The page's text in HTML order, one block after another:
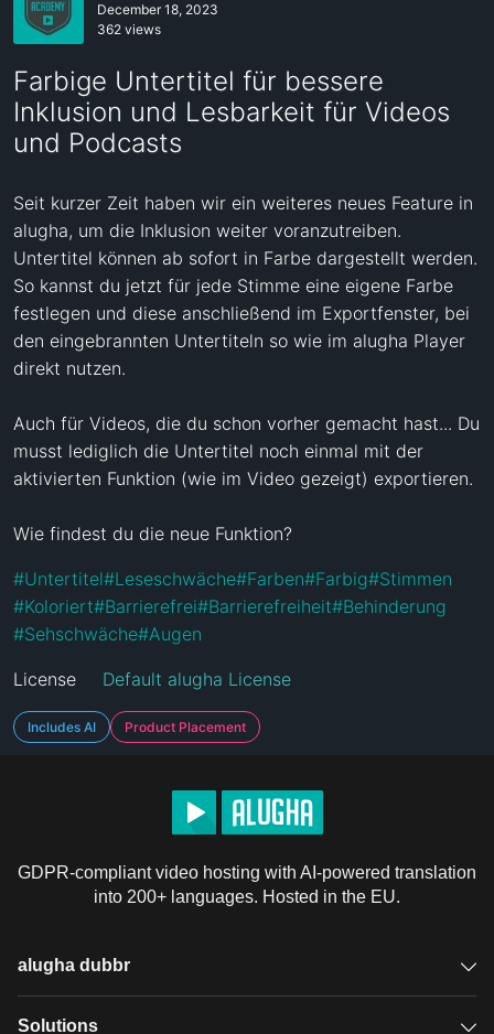
December 18, 2023
362 views
Farbige Untertitel für bessere
Inklusion und Lesbarkeit für Videos
und Podcasts
Seit kurzer Zeit haben wir ein weiteres neues Feature in
alugha, um die Inklusion weiter voranzutreiben.
Untertitel können ab sofort in Farbe dargestellt werden.
So kannst du jetzt für jede Stimme eine eigene Farbe
festlegen und diese anschließend im Exportfenster, bei
den eingebrannten Untertiteln so wie im alugha Player
direkt nutzen.
Auch für Videos, die du schon vorher gemacht hast... Du
musst lediglich die Untertitel noch einmal mit der
aktivierten Funktion (wie im Video gezeigt) exportieren.
Wie findest du die neue Funktion?
#Untertitel#Leseschwäche#Farben#Farbig#Stimmen
#Koloriert#Barrierefrei#Barrierefreiheit#Behinderung
#Sehschwäche#Augen
License Default alugha License
Includes AI Product Placement
GDPR-compliant video hosting with AI-powered translation
into 200+ languages. Hosted in the EU.
alugha dubbr
Overview
Solutions